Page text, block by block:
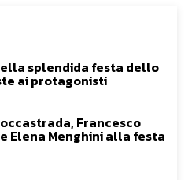
splendida festa dello
ai protagonisti
Francesco
Elena Menghini alla festa